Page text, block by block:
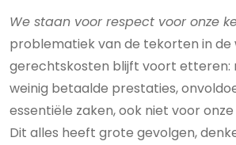
We staan voor respect voor onze
problematiek van de tekorten in de
gerechtskosten blijft voort etteren:
weinig betaalde prestaties,
essentiële zaken, ook niet voor
Dit alles heeft grote gevolgen,